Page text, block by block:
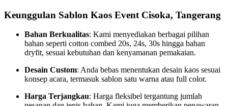
Keunggulan Sablon Kaos Event Cisoka, Tangerang
Bahan Berkualitas: Kami menyediakan berbagai pilihan
bahan seperti cotton combed 20s, 24s, 30s hingga bahan
dryfit, sesuai kebutuhan dan kenyamanan pemakaian.
Desain Custom: Anda bebas menentukan desain kaos sesuai
konsep acara, termasuk sablon satu warna atau full color.
Harga Terjangkau: Harga fleksibel tergantung jumlah